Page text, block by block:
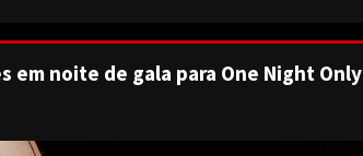
em noite de gala para One Night Only